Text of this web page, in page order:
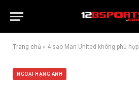
Trang chủ » 4 sao Man United không phù
NGOẠI HẠNG ANH